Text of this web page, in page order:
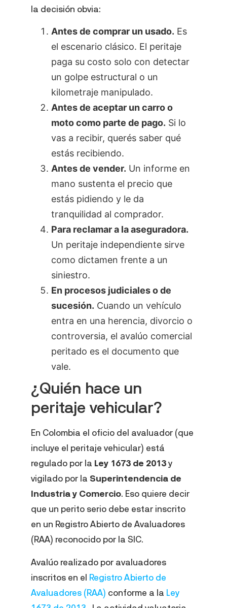
la decisión obvia:
Antes de comprar un usado. Es
el escenario clásico. El peritaje
paga su costo solo con detectar
un golpe estructural o un
kilometraje manipulado.
Antes de aceptar un carro o
moto como parte de pago. Si lo
vas a recibir, querés saber qué
estás recibiendo.
Antes de vender. Un informe en
mano sustenta el precio que
estás pidiendo y le da
tranquilidad al comprador.
Para reclamar a la aseguradora.
Un peritaje independiente sirve
como dictamen frente a un
siniestro.
En procesos judiciales o de
sucesión. Cuando un vehículo
entra en una herencia, divorcio o
controversia, el avalúo comercial
peritado es el documento que
vale.
¿Quién hace un
peritaje vehicular?
En Colombia el oficio del avaluador (que
incluye el peritaje vehicular) está
regulado por la Ley 1673 de 2013y
vigilado por laSuperintendencia de
Industria y Comercio. Eso quiere decir
que un perito serio debe estar inscrito
en un Registro Abierto de Avaluadores
(RAA) reconocido por la SIC.
Avalúo realizado por avaluadores
inscritos en el Registro Abierto de
Avaluadores (RAA) conforme a la Ley